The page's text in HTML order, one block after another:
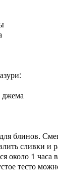
джема
блинов.
сливки и
около 1
тесто